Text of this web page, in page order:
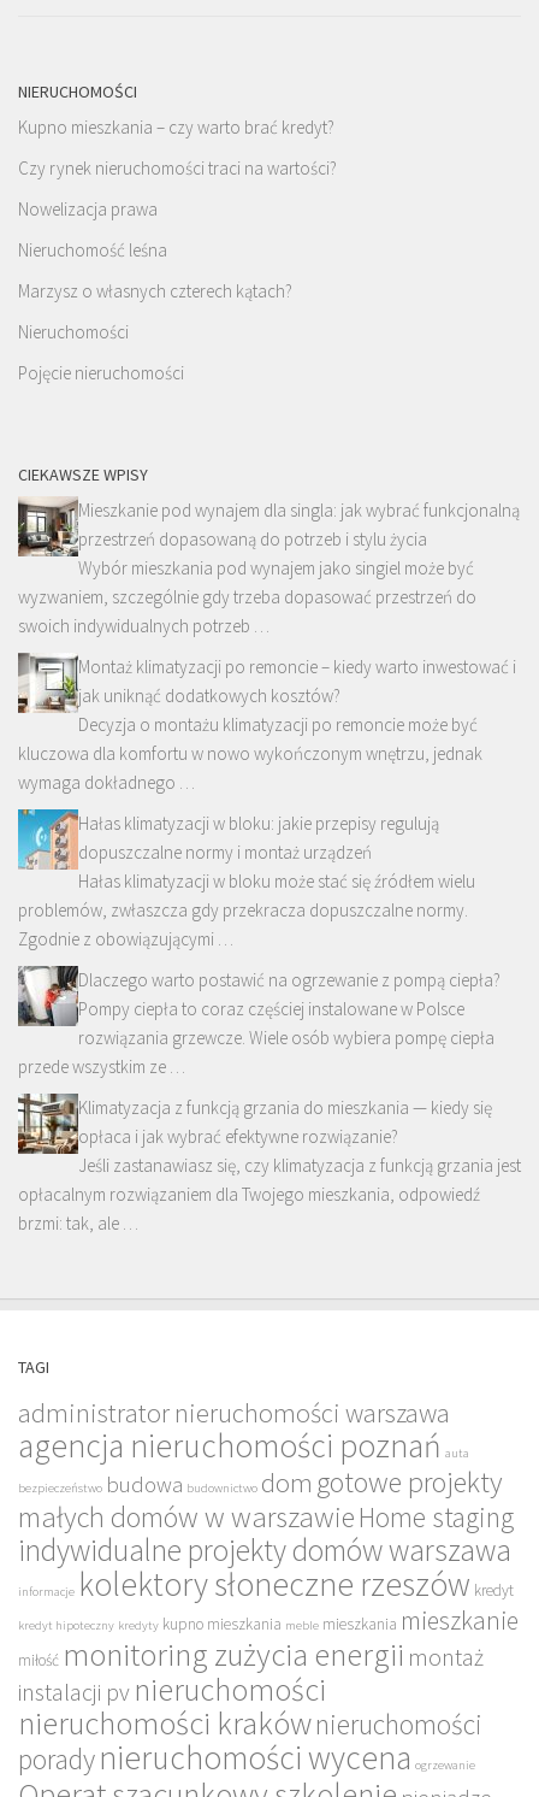
NIERUCHOMOŚCI
Kupno mieszkania – czy warto brać kredyt?
Czy rynek nieruchomości traci na wartości?
Nowelizacja prawa
Nieruchomość leśna
Marzysz o własnych czterech kątach?
Nieruchomości
Pojęcie nieruchomości
CIEKAWSZE WPISY
Mieszkanie pod wynajem dla singla: jak wybrać funkcjonalną
przestrzeń dopasowaną do potrzeb i stylu życia
Wybór mieszkania pod wynajem jako singiel może być
wyzwaniem, szczególnie gdy trzeba dopasować przestrzeń do
swoich indywidualnych potrzeb …
Montaż klimatyzacji po remoncie – kiedy warto inwestować i
jak uniknąć dodatkowych kosztów?
Decyzja o montażu klimatyzacji po remoncie może być
kluczowa dla komfortu w nowo wykończonym wnętrzu, jednak
wymaga dokładnego …
Hałas klimatyzacji w bloku: jakie przepisy regulują
dopuszczalne normy i montaż urządzeń
Hałas klimatyzacji w bloku może stać się źródłem wielu
problemów, zwłaszcza gdy przekracza dopuszczalne normy.
Zgodnie z obowiązującymi …
Dlaczego warto postawić na ogrzewanie z pompą ciepła?
Pompy ciepła to coraz częściej instalowane w Polsce
rozwiązania grzewcze. Wiele osób wybiera pompę ciepła
przede wszystkim ze …
Klimatyzacja z funkcją grzania do mieszkania — kiedy się
opłaca i jak wybrać efektywne rozwiązanie?
Jeśli zastanawiasz się, czy klimatyzacja z funkcją grzania jest
opłacalnym rozwiązaniem dla Twojego mieszkania, odpowiedź
brzmi: tak, ale …
TAGI
administrator nieruchomości warszawa
agencja nieruchomości poznań auta
bezpieczeństwo budowa budownictwo dom gotowe projekty
małych domów w warszawie Home staging
indywidualne projekty domów warszawa
informacje kolektory słoneczne rzeszów kredyt
kredyt hipoteczny kredyty kupno mieszkania meble mieszkania mieszkanie
miłość monitoring zużycia energii montaż
instalacji pv nieruchomości
nieruchomości krakównieruchomości
poradynieruchomości wycena ogrzewanie